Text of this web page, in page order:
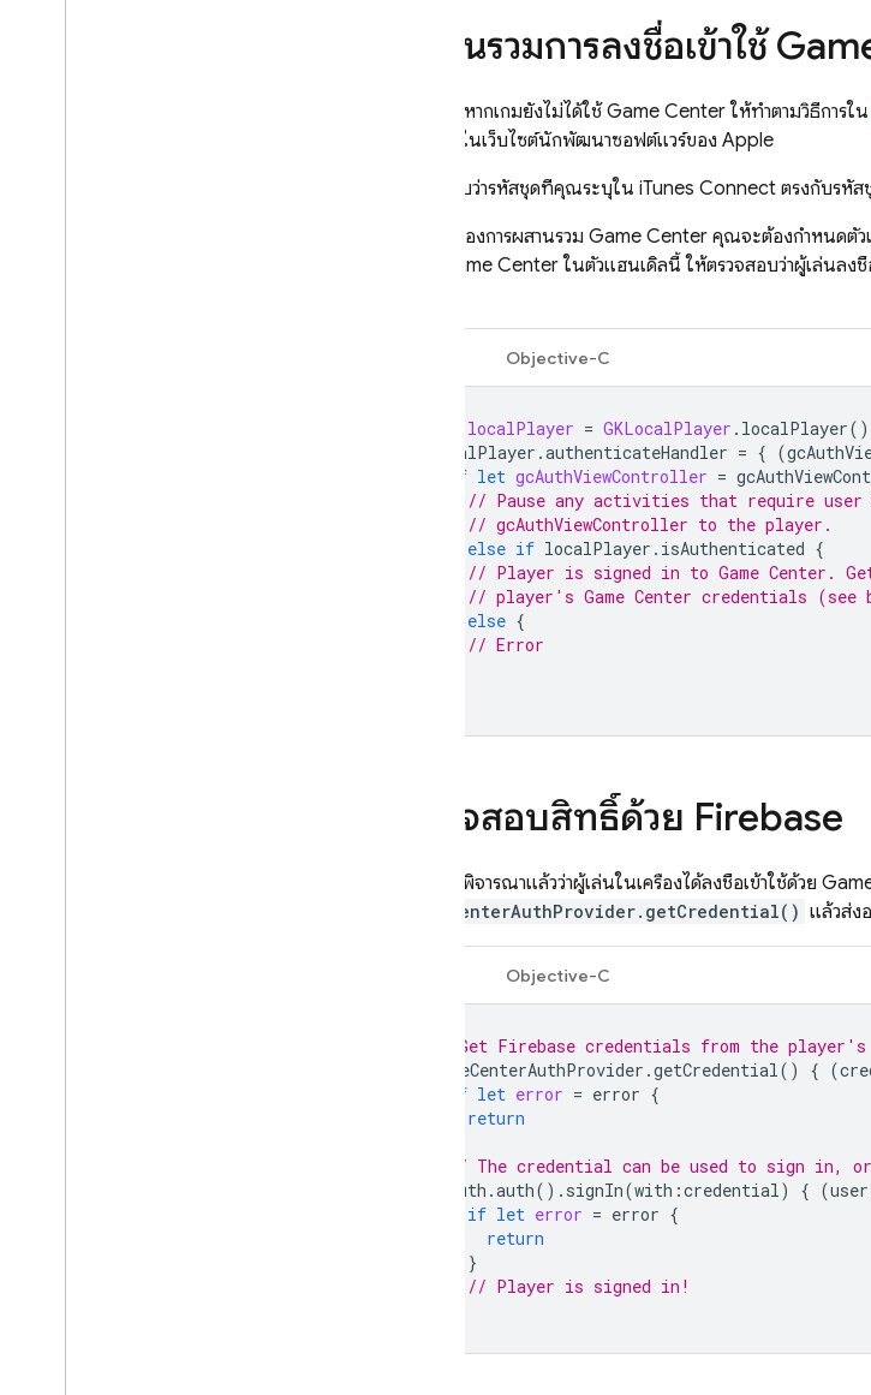
ผสานรวมการลงชื่อเข้าใช้
ก่อนอื่น หากเกมยังไม่ได้ใช้ Game Center ให้ทำตามวิธีการใน
ในเว็บไซต์นักพัฒนาซอฟต์แวร์ของ Apple
ตรวจสอบว่ารหัสชุดที่คุณระบุใน iTunes Connect ตรงกับร
ในส่วนของการผสานรวม Game Center คุณจะต้องกำหนดตั
สิทธิ์ Game Center ในตัวแฮนเดิลนี้ ให้ตรวจสอบว่าผู้เล่นล
Objective-C
localPlayer = GKLocalPlayer . localPlayer()
localPlayer .authenticateHandler = { (
if let gcAuthViewController =
// Pause any activities that require
// gcAuthViewController to the player.
else if localPlayer . isAuthenticated {
// Player is signed in to Game Center.
// player's Game Center credentials (see
else {
// Error
ตรวจสอบสิทธิ์ด้วย Firebase
หลังจากพิจารณาแล้วว่าผู้เล่นในเครื่องได้ลงชื่อเข้าใช้ด้วย
GameCenterAuthProvider.getCredential() แล้วส่ง
Objective-C
// Get Firebase credentials from the player's
GameCenterAuthProvider .getCredential() { (
if let error = error {
return
// The credential can be used to sign in,
Auth .auth(). signIn(with :credential) { (user
if let error = error {
return
}
// Player is signed in!